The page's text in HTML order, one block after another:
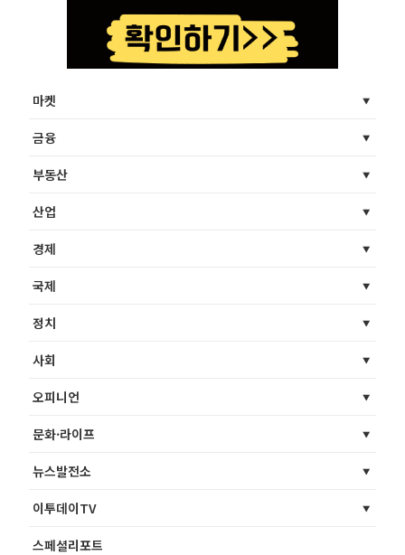
마켓
금융
부동산
산업
경제
국제
정치
사회
오피니언
문화·라이프
뉴스발전소
이투데이TV
스페셜리포트